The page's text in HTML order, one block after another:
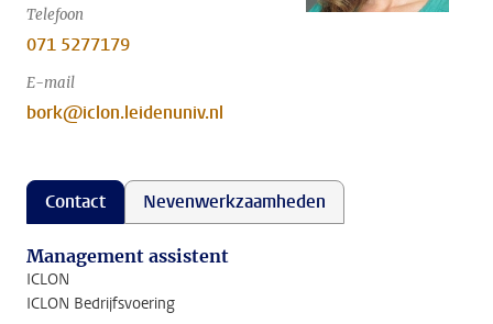
Telefoon
071 5277179
E-mail
bork@iclon.leidenuniv.nl
Contact Nevenwerkzaamheden
Management assistent
ICLON
ICLON Bedrijfsvoering